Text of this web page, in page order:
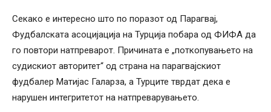
Секако е интересно што по поразот од Парагвај,
Фудбалската асоцијација на Турција побара од ФИФА да
го повтори натпреварот. Причината е „поткопувањето на
судискиот авторитет“ од страна на парагвајскиот
фудбалер Матијас Галарза, а Турците тврдат дека е
нарушен интегритетот на натпреварувањето.